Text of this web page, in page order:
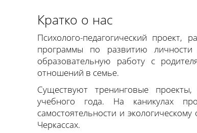
Кратко о нас
Психолого-педагогический проект,
программы по развитию
образовательную работу с
отношений в семье.
Существуют тренинговые
учебного года. На каникулах
самостоятельности и
Черкассах.